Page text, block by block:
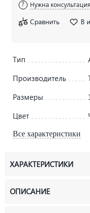
Нужна
Сравнить В
Тип
Производитель
Размеры
Цвет
Все характеристики
ХАРАКТЕРИСТИКИ
ОПИСАНИЕ